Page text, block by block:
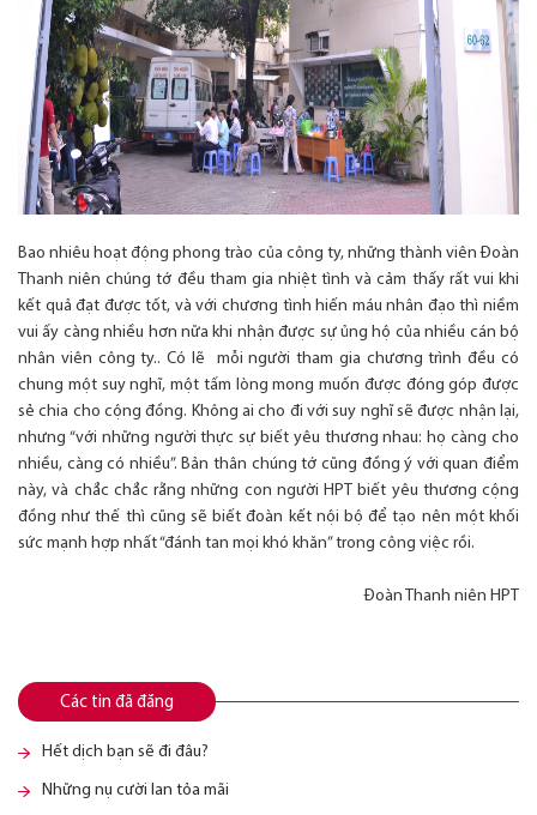
Bao nhiêu hoạt động phong trào của công ty, những thành viên Đoàn
Thanh niên chúng tớ đều tham gia nhiệt tình và cảm thấy rất vui khi
kết quả đạt được tốt, và với chương tình hiến máu nhân đạo thì niềm
vui ấy càng nhiều hơn nữa khi nhận được sự ủng hộ của nhiều cán bộ
nhân viên công ty.. Có lẽ mỗi người tham gia chương trình đều có
chung một suy nghĩ, một tấm lòng mong muốn được đóng góp được
sẻ chia cho cộng đồng. Không ai cho đi với suy nghĩ sẽ được nhận lại,
nhưng “với những người thực sự biết yêu thương nhau: họ càng cho
nhiều, càng có nhiều”. Bản thân chúng tớ cũng đồng ý với quan điểm
này, và chắc chắc rằng những con người HPT biết yêu thương cộng
đồng như thế thì cũng sẽ biết đoàn kết nội bộ để tạo nên một khối
sức mạnh hợp nhất “đánh tan mọi khó khăn” trong công việc rồi.
Đoàn Thanh niên HPT
Các tin đã đăng
Hết dịch bạn sẽ đi đâu?
Những nụ cười lan tỏa mãi